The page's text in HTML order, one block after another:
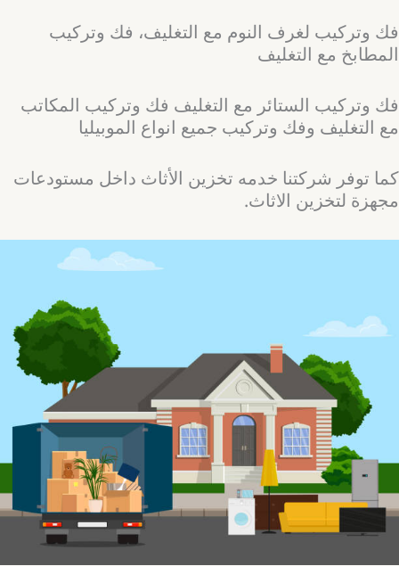
فك وتركيب لغرف النوم مع التغليف، فك وتركيب
المطابخ مع التغليف
فك وتركيب الستائر مع التغليف فك وتركيب المكاتب
مع التغليف وفك وتركيب جميع انواع الموبيليا
كما توفر شركتنا خدمه تخزين الأثاث داخل مستودعات
مجهزة لتخزين الاثاث.